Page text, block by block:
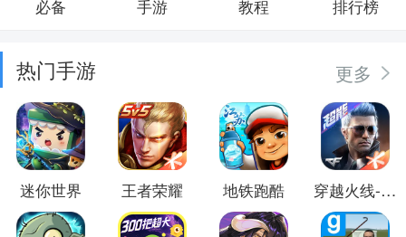
必备 手游 教程 排行榜
热门手游 更多
迷你世界 王者荣耀 地铁跑酷 穿越火线-枪战王者